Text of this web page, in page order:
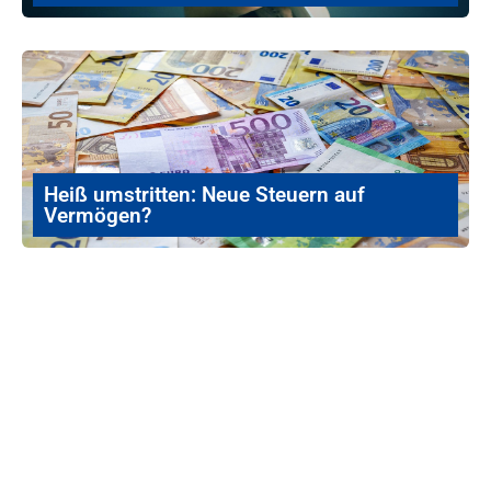
Heiß umstritten: Neue Steuern auf
Vermögen?